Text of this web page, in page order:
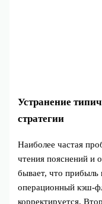
Устранение
стратегии
Наиболее частая
чтения пояснений и
бывает, что прибыль
операционный
корректируется.